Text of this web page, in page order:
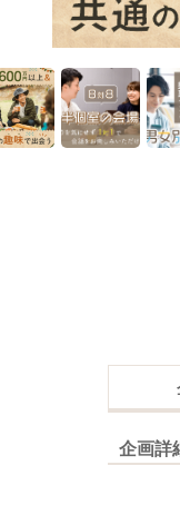
企画詳